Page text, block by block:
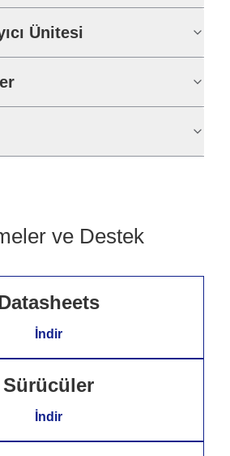
Ünitesi
ve Destek
İndir
Sürücüler
İndir